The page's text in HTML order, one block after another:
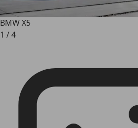
BMW X5
1 /4